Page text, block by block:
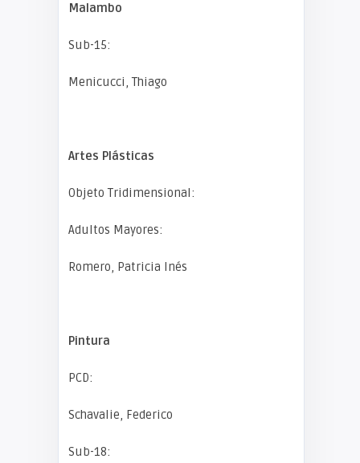
Malambo
Sub-15:
Menicucci, Thiago
Artes Plásticas
Objeto Tridimensional:
Adultos Mayores:
Romero, Patricia Inés
Pintura
PCD:
Schavalie, Federico
Sub-18: